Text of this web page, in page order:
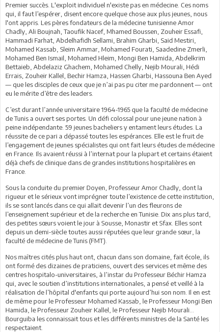
Premier succès. L'exploit individuel n'existe pas en médecine. Ces noms
qui, il faut l’espérer, disent encore quelque chose aux plus jeunes, nous
l'ont appris. Les pères fondateurs de la médecine tunisienne Amor
Chadly, Ali Boujnah, Taoufik Nacef, Mhamed Boussen, Zouheir Essafi,
Hammadi Farhat, Abdelhafidh Sellami, Brahim Gharbi, Said Mestiri,
Mohamed Kassab, Sleim Ammar, Mohamed Fourati, Saadedine Zmerli,
Mohamed Ben Ismail, Mohamed Hleim, Mongi Ben Hamida, Abdelkrim
Bettaieb, Abdelaziz Ghachem, Mohamed Chelly, Nejib Mourali, Hédi
Errais, Zouheir Kallel, Bechir Hamza, Hassen Gharbi, Hassouna Ben Ayed
— que les disciples de ceux que je n’ai pas pu citer me pardonnent — ont
eu le mérite d’être des leaders.
C’est durant l’année universitaire 1964-1965 que la faculté de médecine
de Tunis a ouvert ses portes. Un défi colossal pour une jeune nation à
peine indépendante. 59 jeunes bacheliers y entament leurs études. La
réussite de ce pari a dépassé toutes les espérances. Elle est le fruit de
l’engagement de jeunes spécialistes qui ont fait leurs études de médecine
en France. Ils avaient réussi à l’internat pour la plupart et certains étaient
déjà chefs de clinique dans de grandes institutions hospitalières en
France.
Sous la conduite du premier Doyen, Professeur Amor Chadly, dont la
rigueur et le sérieux vont imprégner toute l’existence de cette institution,
ils se sont lancés dans ce qui allait devenir l’un des fleurons de
l’enseignement supérieur et de la recherche en Tunisie. Dix ans plus tard,
des petites sœurs voient le jour à Sousse, Monastir et Sfax. Elles sont
depuis un demi-siècle toutes aussi réputées que leur grande sœur, la
faculté de médecine de Tunis (FMT).
Nos maîtres cités plus haut ont, chacun dans son domaine, fait école, ils
ont formé des dizaines de praticiens, ouvert des services et même des
centres hospitalo-universitaires, à l’instar du Professeur Béchir Hamza
qui, avec le soutien d’institutions internationales, a pensé et veillé à la
réalisation de l’hôpital d'enfants qui porte aujourd’hui son nom. Il en est
de même pour le Professeur Mohamed Kassab, le Professeur Mongi Ben
Hamida, le Professeur Zouheir Kallel, le Professeur Nejib Mourali…
Bourguiba les connaissait tous et les différents ministres de la Santé les
respectaient.